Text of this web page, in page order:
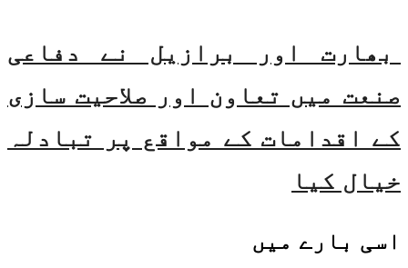
بھارت اور برازیل نے دفاعی
صنعت میں تعاون اور صلاحیت سازی
کے اقدامات کے مواقع پر تبادلہ
خیال کیا
اسی بارے میں